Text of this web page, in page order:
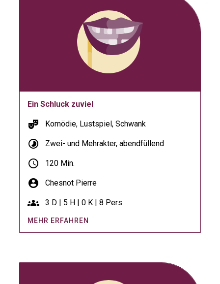
Ein Schluck zuviel
theater_comedy Komödie, Lustspiel, Schwank
timelapse Zwei- und Mehrakter, abendfüllend
schedule 120 Min.
account_circle Chesnot Pierre
groups 3 D | 5 H | 0 K | 8 Pers
MEHR ERFAHREN